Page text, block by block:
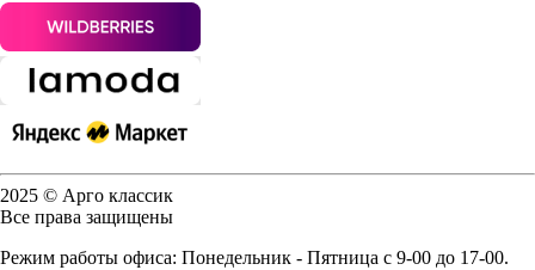
2025 © Арго классик
Все права защищены
Режим работы офиса: Понедельник - Пятница с 9-00 до 17-00.